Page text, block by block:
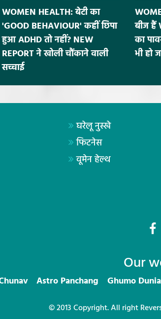
WOMEN HEALTH: बेटी का
'GOOD BEHAVIOUR' कहीं छिपा
हुआ ADHD तो नहीं? NEW
REPORT ने खोली चौंकाने वाली
सच्चाई
बीज हैं
का
भी हो
घरेलू नुस्खे
फिटनेस
वूमेन हेल्थ
Our
Astro Panchang Ghumo Dunia
© 2013 Copyright. All right